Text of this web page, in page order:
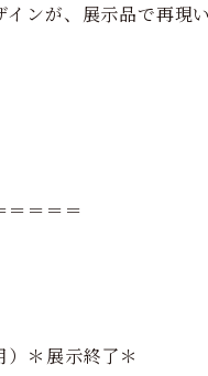
ンが、展示品で再現
＝＝＝＝
＊展示終了＊